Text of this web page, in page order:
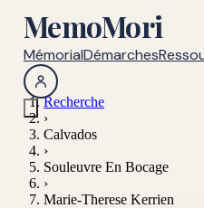
MemoMori
MémorialDémarches
Recherche
›
Calvados
›
Souleuvre En Bocage
›
Marie-Therese Kerrien